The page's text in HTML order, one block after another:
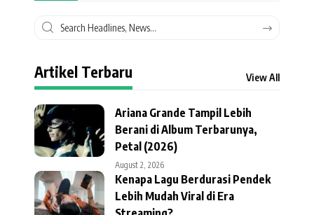
Artikel Terbaru View All
Ariana Grande Tampil Lebih
Berani di Album Terbarunya,
Petal (2026)
August 2, 2026
Kenapa Lagu Berdurasi Pendek
Lebih Mudah Viral di Era